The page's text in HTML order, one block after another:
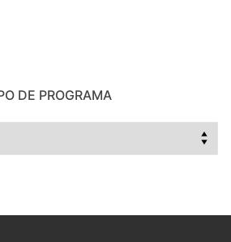
DE PROGRAMA